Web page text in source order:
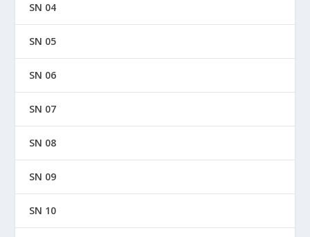
SN 04
SN 05
SN 06
SN 07
SN 08
SN 09
SN 10